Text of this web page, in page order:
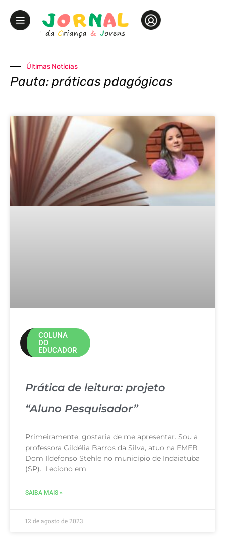
Últimas Notícias
Pauta: práticas pdagógicas
COLUNA
DO
EDUCADOR
Prática de leitura: projeto
“Aluno Pesquisador”
Primeiramente, gostaria de me apresentar. Sou a
professora Gildélia Barros da Silva, atuo na EMEB
Dom Ildefonso Stehle no município de Indaiatuba
(SP). Leciono em
SAIBA MAIS »
12 de agosto de 2023